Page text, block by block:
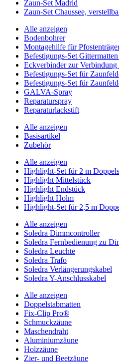
Zaun-Set Madrid
Zaun-Set Chaussee,
Alle anzeigen
Bodenbohrer
Montagehilfe für
Befestigungs-Set
Eckverbinder zur Verbindung
Befestigungs-Set für
Befestigungs-Set für
GALVA-Spray
Reparaturspray
Reparaturlackstift
Alle anzeigen
Basisartikel
Zubehör
Alle anzeigen
Highlight-Set für 2 m
Highlight Mittelstück
Highlight Endstück
Highlight Holm
Highlight-Set für 2,5 m
Alle anzeigen
Soledra Dimmcontroller
Soledra Fernbedienung zu
Soledra Leuchte
Soledra Trafo
Soledra Verlängerungskabel
Soledra Y-Anschlusskabel
Alle anzeigen
Doppelstabmatten
Fix-Clip Pro®
Schmuckzäune
Maschendraht
Aluminiumzäune
Holzzäune
Zier- und Beetzäune